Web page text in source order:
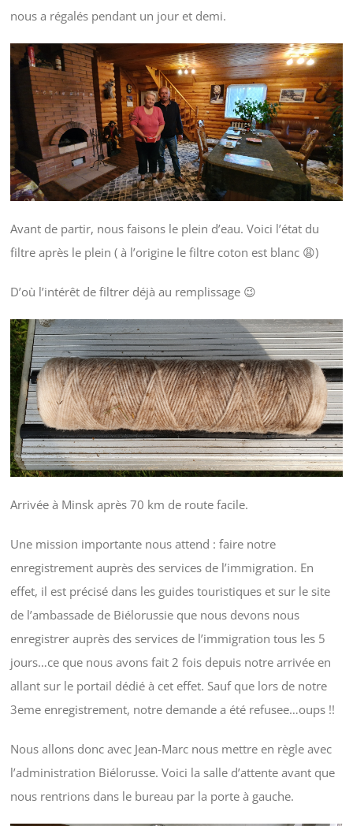
nous a régalés pendant un jour et demi.
Avant de partir, nous faisons le plein d’eau. Voici l’état du
filtre après le plein ( à l’origine le filtre coton est blanc 😩)
D’où l’intérêt de filtrer déjà au remplissage 😉
Arrivée à Minsk après 70 km de route facile.
Une mission importante nous attend : faire notre
enregistrement auprès des services de l’immigration. En
effet, il est précisé dans les guides touristiques et sur le site
de l’ambassade de Biélorussie que nous devons nous
enregistrer auprès des services de l’immigration tous les 5
jours…ce que nous avons fait 2 fois depuis notre arrivée en
allant sur le portail dédié à cet effet. Sauf que lors de notre
3eme enregistrement, notre demande a été refusee…oups !!
Nous allons donc avec Jean-Marc nous mettre en règle avec
l’administration Biélorusse. Voici la salle d’attente avant que
nous rentrions dans le bureau par la porte à gauche.